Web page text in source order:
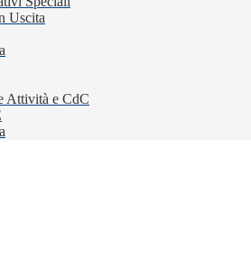
Uscita
Attività e CdC